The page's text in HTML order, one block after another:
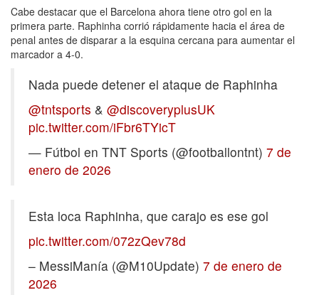
Cabe destacar que el Barcelona ahora tiene otro gol en la
primera parte. Raphinha corrió rápidamente hacia el área de
penal antes de disparar a la esquina cercana para aumentar el
marcador a 4-0.
Nada puede detener el ataque de Raphinha
@tntsports & @discoveryplusUK
pic.twitter.com/iFbr6TYicT
— Fútbol en TNT Sports (@footballontnt) 7 de
enero de 2026
Esta loca Raphinha, que carajo es ese gol
pic.twitter.com/072zQev78d
– MessiManía (@M10Update) 7 de enero de
2026